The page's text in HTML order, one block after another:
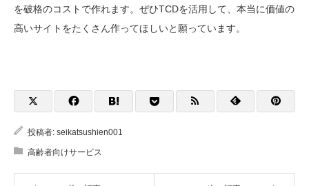
を破格のコストで作れます。ぜひTCDを活用して、本当に価値の
高いサイトをたくさん作ってほしいと願っています。
投稿者: seikatsushien001
高齢者向けサービス